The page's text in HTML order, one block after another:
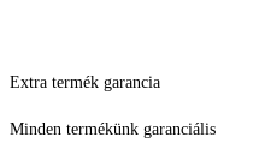
Extra termék garancia
Minden termékünk garanciális